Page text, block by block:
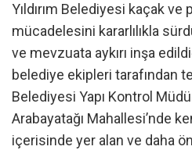
Yıldırım Belediyesi kaçak ve
mücadelesini kararlılıkla
ve mevzuata aykırı inşa
belediye ekipleri tarafından
Belediyesi Yapı Kontrol
Arabayatağı Mahallesi’nde
içerisinde yer alan ve daha